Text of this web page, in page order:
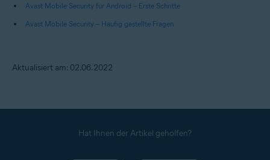
Avast Mobile Security für Android – Erste Schritte
Avast Mobile Security – Häufig gestellte Fragen
Aktualisiert am: 02.06.2022
Hat Ihnen der Artikel geholfen?